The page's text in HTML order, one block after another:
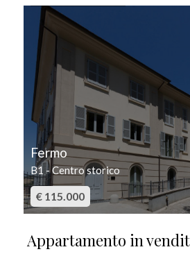
Fermo
B1 - Centro storico
€ 115.000
Appartamento in